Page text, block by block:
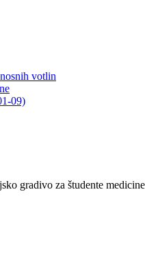
votlin
09)
gradivo za študente